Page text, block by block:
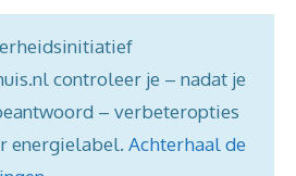
controleer je – nadat je
– verbeteropties
energielabel. Achterhaal de